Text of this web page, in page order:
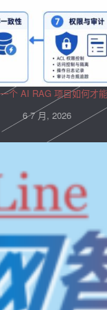
一个 AI RAG 项目如何才
6 7 月, 2026